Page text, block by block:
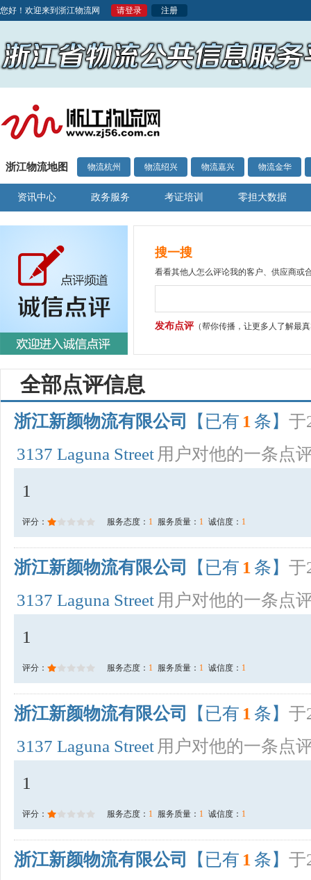
您好！欢迎来到浙江物流网 请登录 注册
浙江物流地图 物流杭州 物流绍兴 物流嘉兴 物流金华
资讯中心 政务服务 考证培训 零担大数据
搜一搜
看看其他人怎么评论我的客户、供应商或
发布点评（帮你传播，让更多人了解最
全部点评信息
浙江新颜物流有限公司 【已有 1 条】 于
3137 Laguna Street 用户对他的一条点
1
评分： 服务态度： 1 服务质量： 1 诚信度： 1
浙江新颜物流有限公司 【已有 1 条】 于
3137 Laguna Street 用户对他的一条点
1
评分： 服务态度： 1 服务质量： 1 诚信度： 1
浙江新颜物流有限公司 【已有 1 条】 于
3137 Laguna Street 用户对他的一条点
1
评分： 服务态度： 1 服务质量： 1 诚信度： 1
浙江新颜物流有限公司 【已有 1 条】 于